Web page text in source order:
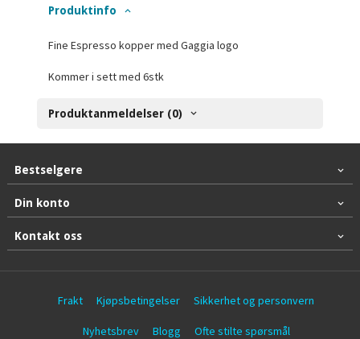
Produktinfo
Fine Espresso kopper med Gaggia logo
Kommer i sett med 6stk
Produktanmeldelser (0)
Bestselgere
Din konto
Kontakt oss
Frakt Kjøpsbetingelser Sikkerhet og personvern
Nyhetsbrev Blogg Ofte stilte spørsmål